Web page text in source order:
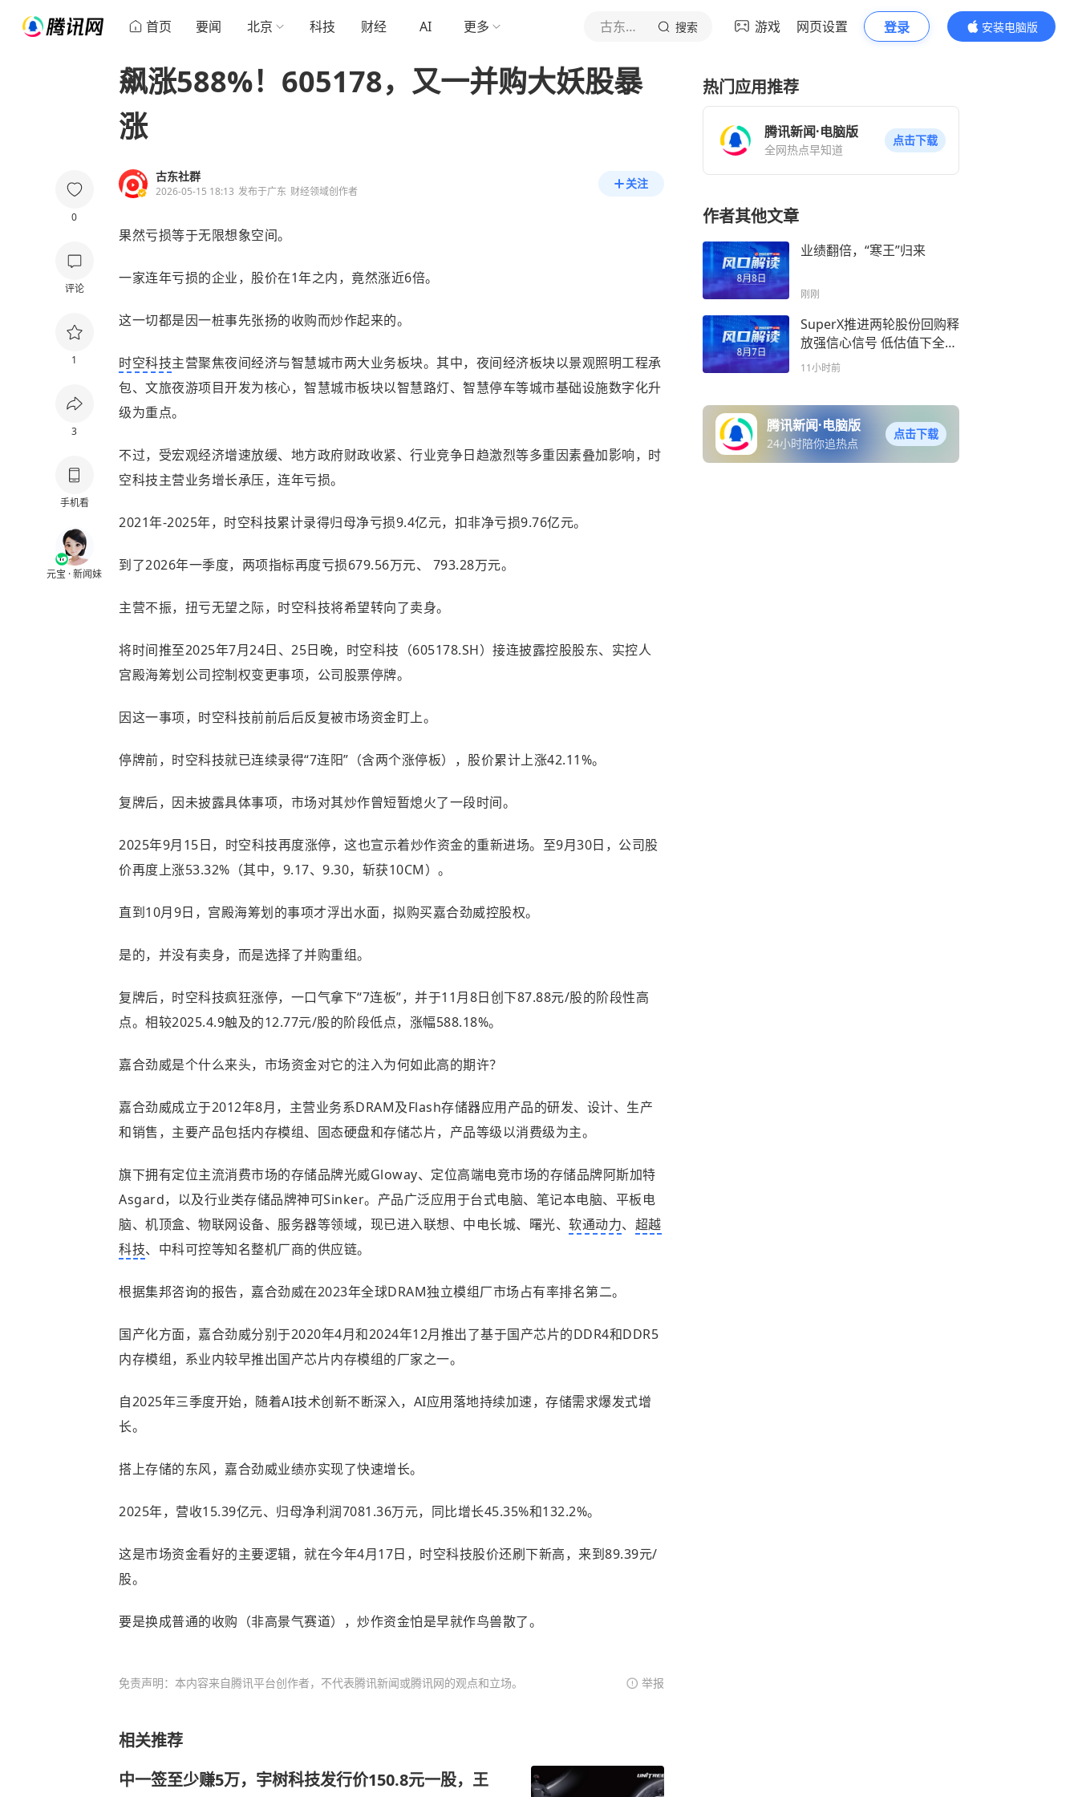
首页 要闻 北京 科技 财经 AI 更多 古东社群 搜索 游戏 网页设置 登录
安装电脑版
内容更精彩
0
评论
1
3
手机看
元宝 · 新闻妹
飙涨588%！605178，又一并购大妖股暴
涨
古东社群
2026-05-15 18:13 发布于广东 财经领域创作者
关注
果然亏损等于无限想象空间。
一家连年亏损的企业，股价在1年之内，竟然涨近6倍。
这一切都是因一桩事先张扬的收购而炒作起来的。
时空科技主营聚焦夜间经济与智慧城市两大业务板块。其中，夜间经济板块以景观照明工程承
包、文旅夜游项目开发为核心，智慧城市板块以智慧路灯、智慧停车等城市基础设施数字化升
级为重点。
不过，受宏观经济增速放缓、地方政府财政收紧、行业竞争日趋激烈等多重因素叠加影响，时
空科技主营业务增长承压，连年亏损。
2021年-2025年，时空科技累计录得归母净亏损9.4亿元，扣非净亏损9.76亿元。
到了2026年一季度，两项指标再度亏损679.56万元、 793.28万元。
主营不振，扭亏无望之际，时空科技将希望转向了卖身。
将时间推至2025年7月24日、25日晚，时空科技（605178.SH）接连披露控股股东、实控人
宫殿海筹划公司控制权变更事项，公司股票停牌。
因这一事项，时空科技前前后后反复被市场资金盯上。
停牌前，时空科技就已连续录得“7连阳”（含两个涨停板），股价累计上涨42.11%。
复牌后，因未披露具体事项，市场对其炒作曾短暂熄火了一段时间。
2025年9月15日，时空科技再度涨停，这也宣示着炒作资金的重新进场。至9月30日，公司股
价再度上涨53.32%（其中，9.17、9.30，斩获10CM）。
直到10月9日，宫殿海筹划的事项才浮出水面，拟购买嘉合劲威控股权。
是的，并没有卖身，而是选择了并购重组。
复牌后，时空科技疯狂涨停，一口气拿下“7连板”，并于11月8日创下87.88元/股的阶段性高
点。相较2025.4.9触及的12.77元/股的阶段低点，涨幅588.18%。
嘉合劲威是个什么来头，市场资金对它的注入为何如此高的期许？
嘉合劲威成立于2012年8月，主营业务系DRAM及Flash存储器应用产品的研发、设计、生产
和销售，主要产品包括内存模组、固态硬盘和存储芯片，产品等级以消费级为主。
旗下拥有定位主流消费市场的存储品牌光威Gloway、定位高端电竞市场的存储品牌阿斯加特
Asgard，以及行业类存储品牌神可Sinker。产品广泛应用于台式电脑、笔记本电脑、平板电
脑、机顶盒、物联网设备、服务器等领域，现已进入联想、中电长城、曙光、 软通动力、 超越
科技、中科可控等知名整机厂商的供应链。
根据集邦咨询的报告，嘉合劲威在2023年全球DRAM独立模组厂市场占有率排名第二。
国产化方面，嘉合劲威分别于2020年4月和2024年12月推出了基于国产芯片的DDR4和DDR5
内存模组，系业内较早推出国产芯片内存模组的厂家之一。
自2025年三季度开始，随着AI技术创新不断深入，AI应用落地持续加速，存储需求爆发式增
长。
搭上存储的东风，嘉合劲威业绩亦实现了快速增长。
2025年，营收15.39亿元、归母净利润7081.36万元，同比增长45.35%和132.2%。
这是市场资金看好的主要逻辑，就在今年4月17日，时空科技股价还刷下新高，来到89.39元/
股。
要是换成普通的收购（非高景气赛道），炒作资金怕是早就作鸟兽散了。
免责声明：本内容来自腾讯平台创作者，不代表腾讯新闻或腾讯网的观点和立场。 举报
相关推荐
中一签至少赚5万，宇树科技发行价150.8元一股，王
热门应用推荐
腾讯新闻·电脑版
全网热点早知道
点击下载
作者其他文章
业绩翻倍，“寒王”归来
刚刚
SuperX推进两轮股份回购释
放强信心信号 低估值下全栈
AI基建龙头价值待重估
11小时前
腾讯新闻·电脑版
24小时陪你追热点
点击下载